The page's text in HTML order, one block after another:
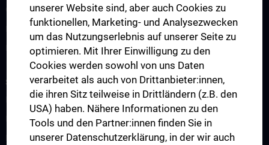
Gastroenterologie und Hepatologie
Nephrologie und Dialyse
Rheumatologie
STUDIUM, AUS- UND WEITERBILDUNG
Diplomstudium UN202
PhD-Studium UN094
Doktoratsstudium UN790
unserer Website sind, aber auch Cookies zu
funktionellen, Marketing- und Analysezwecken
um das Nutzungserlebnis auf unserer Seite zu
optimieren. Mit Ihrer Einwilligung zu den
Cookies werden sowohl von uns Daten
verarbeitet als auch von Drittanbieter:innen,
die ihren Sitz teilweise in Drittländern (z.B. den
USA) haben. Nähere Informationen zu den
Tools und den Partner:innen finden Sie in
unserer Datenschutzerklärung, in der wir auch